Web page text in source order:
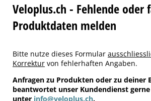
Veloplus.ch - Fehlende oder
Produktdaten melden
Bitte nutze dieses Formular
Korrektur von fehlerhaften Angaben.
Anfragen zu Produkten oder zu deiner
beantwortet unser Kundendienst gerne
unter info@veloplus.ch.